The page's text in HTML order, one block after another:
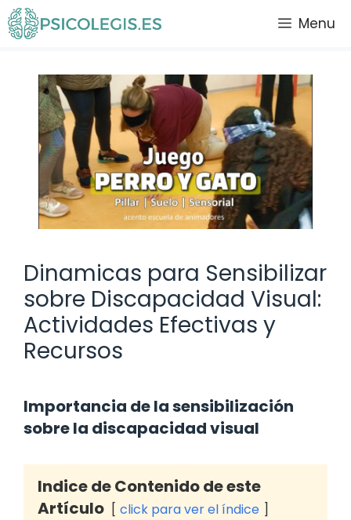
Saltar
al
Menu
Dinamicas para Sensibilizar
sobre Discapacidad Visual:
Actividades Efectivas y
Recursos
Importancia de la sensibilización
sobre la discapacidad visual
Indice de Contenido de este
Artículo
click para ver el índice